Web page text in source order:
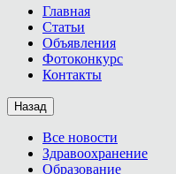
Главная
Статьи
Объявления
Фотоконкурс
Контакты
Назад
Все новости
Здравоохранение
Образование